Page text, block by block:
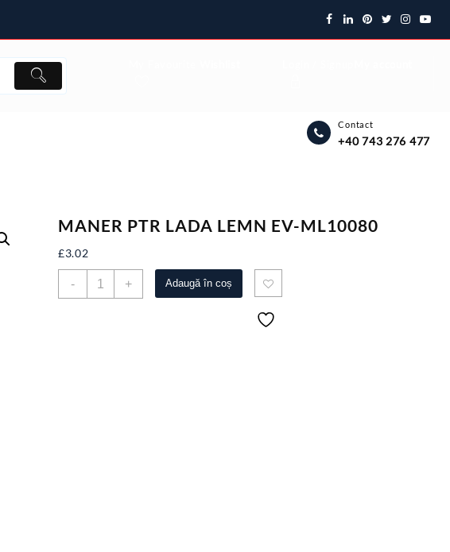
Contact
+40 743 276 477
MANER PTR LADA LEMN EV-ML10080
£3.02
-
Cantitate+ Adaugă în coș